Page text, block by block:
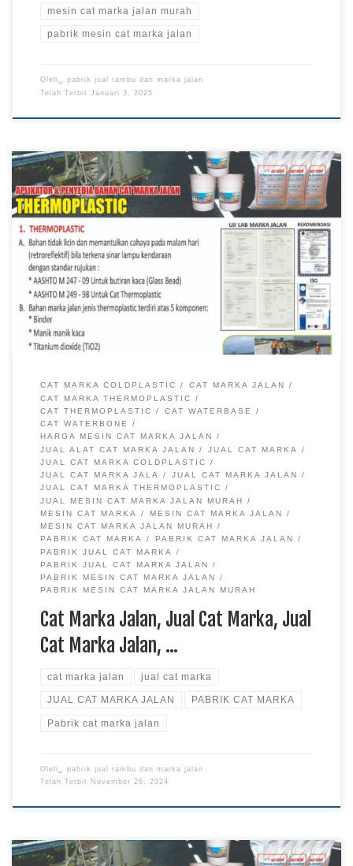
mesin cat marka jalan murah
pabrik mesin cat marka jalan
Oleh␣ pabrik jual rambu dan marka jalan
Telah Terbit Januari 3, 2025
Cat Marka Jalan, Jual Cat Marka, Jual Cat Marka Jalan, Pabrik
Cat Marka, Pabrik Cat Marka Jalan Pabrik Rambu – Cat
marka jalan menjadi salah satu bahan dasar dalam pembuatan
garis marka jalan yang terdiri dari dua jenis cat yaitu cat
thermoplastic dan cat coldplastic, Kedua jenis cat ini memiliki
[…]
CAT MARKA COLDPLASTIC
CAT MARKA JALAN
CAT MARKA THERMOPLASTIC
CAT THERMOPLASTIC
CAT WATERBASE
CAT WATERBONE
HARGA MESIN CAT MARKA JALAN
JUAL ALAT CAT MARKA JALAN
JUAL CAT MARKA
JUAL CAT MARKA COLDPLASTIC
JUAL CAT MARKA JALA
JUAL CAT MARKA JALAN
JUAL CAT MARKA THERMOPLASTIC
JUAL MESIN CAT MARKA JALAN MURAH
MESIN CAT MARKA
MESIN CAT MARKA JALAN
MESIN CAT MARKA JALAN MURAH
PABRIK CAT MARKA
PABRIK CAT MARKA JALAN
PABRIK JUAL CAT MARKA
PABRIK JUAL CAT MARKA JALAN
PABRIK MESIN CAT MARKA JALAN
PABRIK MESIN CAT MARKA JALAN MURAH
Cat Marka Jalan, Jual Cat Marka, Jual
Cat Marka Jalan, …
cat marka jalan jual cat marka
JUAL CAT MARKA JALAN PABRIK CAT MARKA
Pabrik cat marka jalan
Oleh␣ pabrik jual rambu dan marka jalan
Telah Terbit
November 26, 2024